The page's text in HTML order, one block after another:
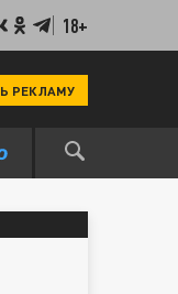
18+
РЕКЛАМУ